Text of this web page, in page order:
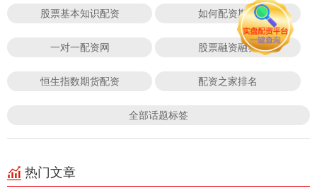
股票基本知识配资 如何配资期货
一对一配资网 股票融资融券
恒生指数期货配资 配资之家排名
全部话题标签
热门文章